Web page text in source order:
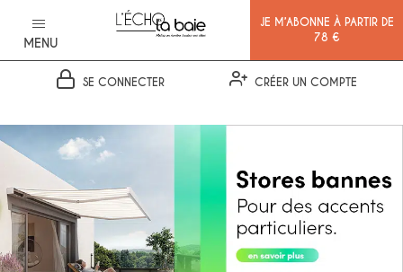
MENU
JE M’ABONNE À PARTIR DE
78 €
SE CONNECTER CRÉER UN COMPTE